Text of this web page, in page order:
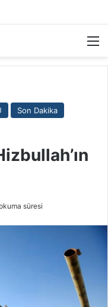
Son Dakika
süresi